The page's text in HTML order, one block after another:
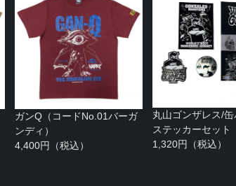
ガンQ（コードNo.01バーガ
ンディ）
4,400円（税込）
丸山ゴンザレス/
ステッカーセット
1,320円（税込）